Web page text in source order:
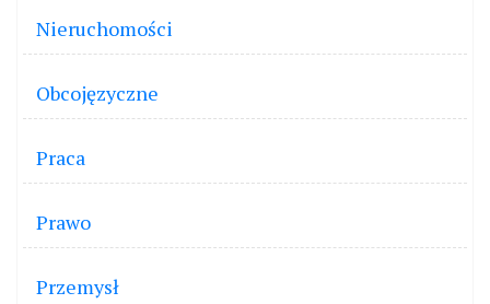
Nieruchomości
Obcojęzyczne
Praca
Prawo
Przemysł